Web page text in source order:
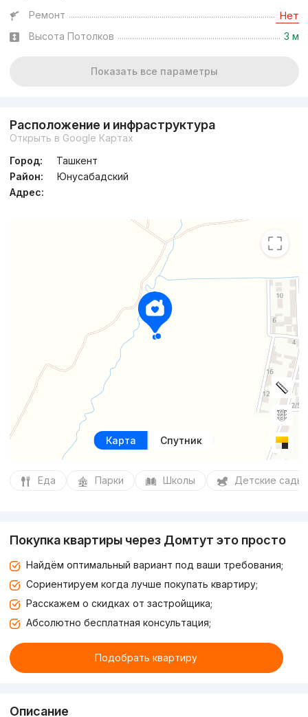
Ремонт Нет
Высота Потолков 3 м
Показать все параметры
Расположение и инфраструктура
Открыть в Google Картах
Город:
Ташкент
Район:
Юнусабадский
Адрес:
Карта Спутник
Еда Парки Школы Детские сады
Покупка квартиры через Домтут это просто
Найдём оптимальный вариант под ваши требования;
Сориентируем когда лучше покупать квартиру;
Расскажем о скидках от застройщика;
Абсолютно бесплатная консультация;
Подобрать квартиру
Описание